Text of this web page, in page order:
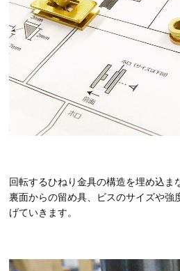
回転するひねり金具の構造を埋め込ま
裏面からの留め具、ビスのサイズや強
げていきます。